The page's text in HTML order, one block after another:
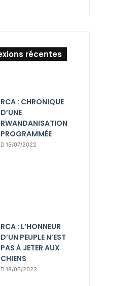
récentes
RCA : CHRONIQUE
D’UNE
RWANDANISATION
PROGRAMMÉE
15/07/2022
RCA : L’HONNEUR
D’UN PEUPLE N’EST
PAS À JETER AUX
CHIENS
18/06/2022